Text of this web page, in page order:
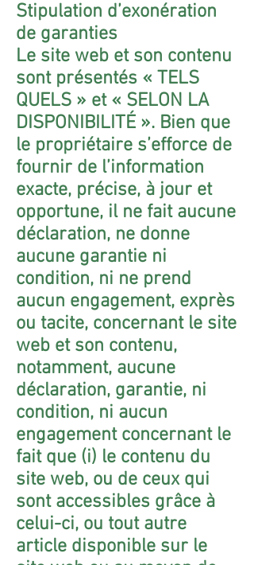
Stipulation d’exonération
de garanties
Le site web et son contenu
sont présentés « TELS
QUELS » et « SELON LA
DISPONIBILITÉ ». Bien que
le propriétaire s’efforce de
fournir de l’information
exacte, précise, à jour et
opportune, il ne fait aucune
déclaration, ne donne
aucune garantie ni
condition, ni ne prend
aucun engagement, exprès
ou tacite, concernant le site
web et son contenu,
notamment, aucune
déclaration, garantie, ni
condition, ni aucun
engagement concernant le
fait que (i) le contenu du
site web, ou de ceux qui
sont accessibles grâce à
celui-ci, ou tout autre
article disponible sur le